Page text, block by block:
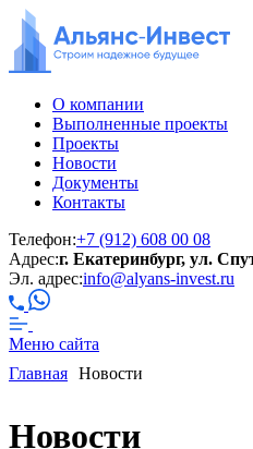
О компании
Выполненные проекты
Проекты
Новости
Документы
Контакты
Телефон:+7 (912) 608 00 08
Адрес:г. Екатеринбург, ул.
Эл. адрес:info@alyans-invest.ru
Меню сайта
Главная Новости
Новости